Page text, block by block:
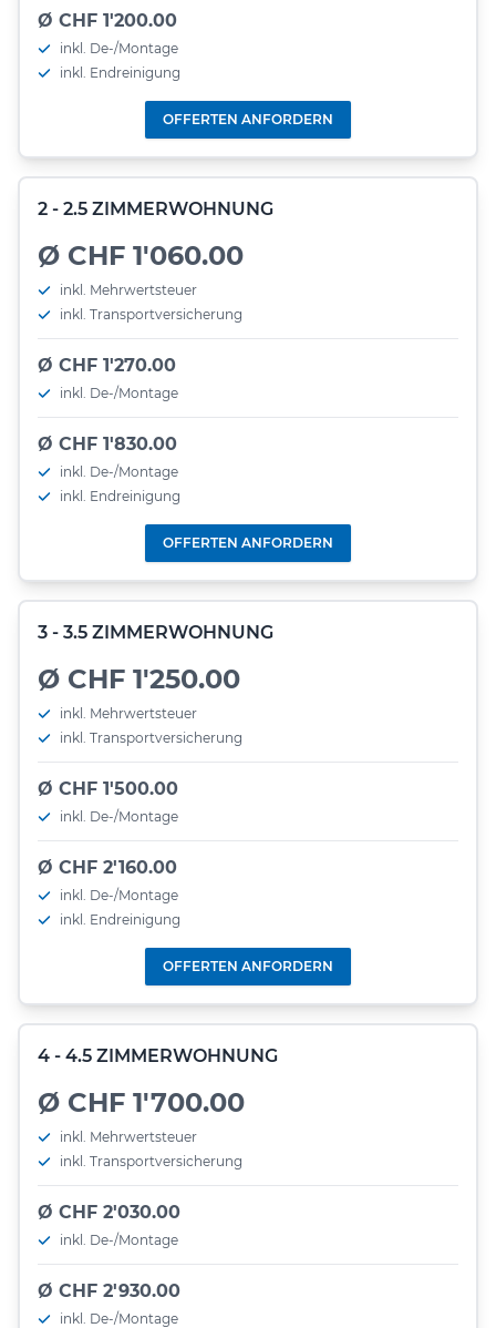
Ø CHF 1'200.00
inkl. De-/Montage
inkl. Endreinigung
OFFERTEN ANFORDERN
2 - 2.5 ZIMMERWOHNUNG
Ø CHF 1'060.00
inkl. Mehrwertsteuer
inkl. Transportversicherung
Ø CHF 1'270.00
inkl. De-/Montage
Ø CHF 1'830.00
inkl. De-/Montage
inkl. Endreinigung
OFFERTEN ANFORDERN
3 - 3.5 ZIMMERWOHNUNG
Ø CHF 1'250.00
inkl. Mehrwertsteuer
inkl. Transportversicherung
Ø CHF 1'500.00
inkl. De-/Montage
Ø CHF 2'160.00
inkl. De-/Montage
inkl. Endreinigung
OFFERTEN ANFORDERN
4 - 4.5 ZIMMERWOHNUNG
Ø CHF 1'700.00
inkl. Mehrwertsteuer
inkl. Transportversicherung
Ø CHF 2'030.00
inkl. De-/Montage
Ø CHF 2'930.00
inkl. De-/Montage